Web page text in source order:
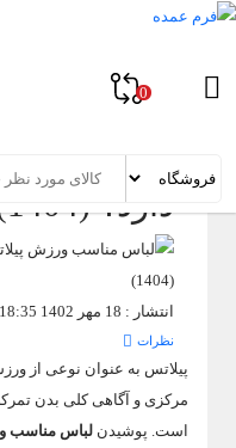
0
لباس مناسب ورزش
چیست و چه
دارد؟ (1404)
انتشار : 18 مهر 1402 18:35
نظرات
پیلاتس به عنوان نوعی از
مرکزی و آگاهی کلی بدن
است. پوشیدن لباس مناسب